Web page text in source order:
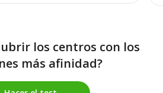
los centros con los
más afinidad?